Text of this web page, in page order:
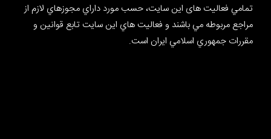
تمامي فعالیت های این سایت، حسب مورد داراي مجوزهاي لازم از
مراجع مربوطه مي باشند و فعاليت هاي اين سايت تابع قوانين و
مقررات جمهوري اسلامي ايران است.